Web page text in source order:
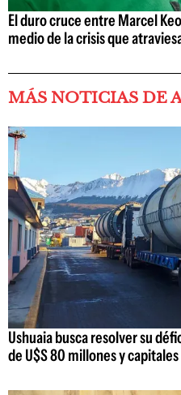
El duro cruce entre Marcel
medio de la crisis que
MÁS NOTICIAS DE
Ushuaia busca resolver su
de U$S 80 millones y